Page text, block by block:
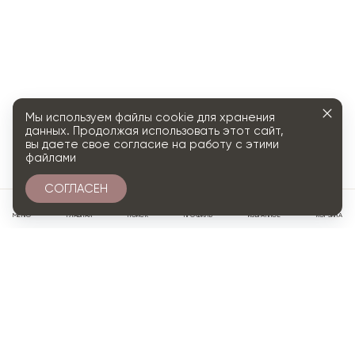
МЕНЮ ГЛАВНАЯ ПОИСК ПРОФИЛЬ ИЗБРАННОЕ КОРЗИНА
Мы используем файлы cookie для хранения
данных. Продолжая использовать этот сайт,
вы даете свое согласие на работу с этими
файлами
СОГЛАСЕН